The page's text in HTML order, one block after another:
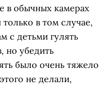
в обычных камерах
в том случае,
с детьми гулять
но убедить
было очень тяжело
не делали,